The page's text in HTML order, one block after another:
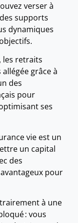
verser à
supports
dynamiques
les retraits
grâce à
des
pour
ses
vie est un
un capital
des
pour
à une
: vous